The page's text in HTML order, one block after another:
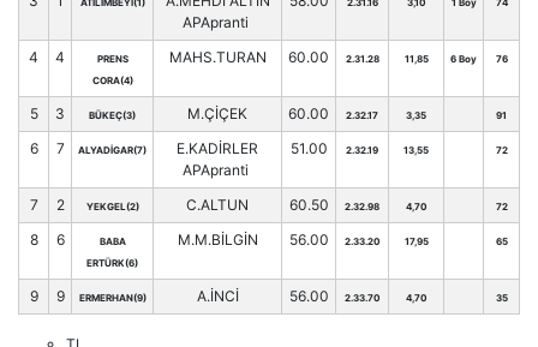
ATILIMBEYİ(1)
APApranti
2.31.16 3,10 1 Boy 74
4 4
PRENS
CORA(4)
MAHS.TURAN 60.00 2.31.28 11,85 6 Boy 76
5 3 BÜKEÇ(3) M.ÇİÇEK 60.00 2.32.17 3,35 91
6 7 ALYADİGAR(7)
E.KADİRLER
APApranti
51.00 2.32.19 13,55 72
7 2 YEKGEL(2) C.ALTUN 60.50 2.32.98 4,70 72
8 6
BABA
ERTÜRK(6)
M.M.BİLGİN 56.00 2.33.20 17,95 65
9 9 ERMERHAN(9) A.İNCİ 56.00 2.33.70 4,70 35